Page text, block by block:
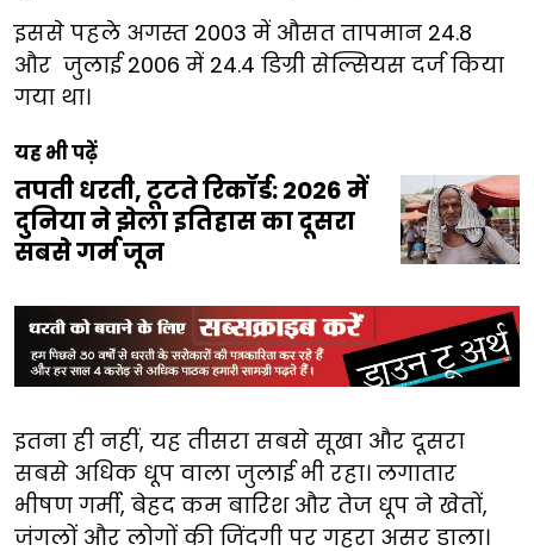
इससे पहले अगस्त 2003 में औसत तापमान 24.8
और जुलाई 2006 में 24.4 डिग्री सेल्सियस दर्ज किया
गया था।
यह भी पढ़ें
तपती धरती, टूटते रिकॉर्ड: 2026 में
दुनिया ने झेला इतिहास का दूसरा
सबसे गर्म जून
इतना ही नहीं, यह तीसरा सबसे सूखा और दूसरा
सबसे अधिक धूप वाला जुलाई भी रहा। लगातार
भीषण गर्मी, बेहद कम बारिश और तेज धूप ने खेतों,
जंगलों और लोगों की जिंदगी पर गहरा असर डाला।